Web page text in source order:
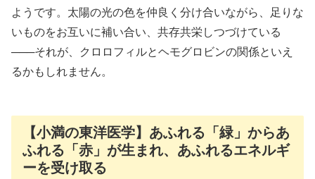
ようです。太陽の光の色を仲良く分け合いながら、足りな
いものをお互いに補い合い、共存共栄しつづけている
───それが、クロロフィルとヘモグロビンの関係といえ
るかもしれません。
【小満の東洋医学】あふれる「緑」からあ
ふれる「赤」が生まれ、あふれるエネルギ
ーを受け取る